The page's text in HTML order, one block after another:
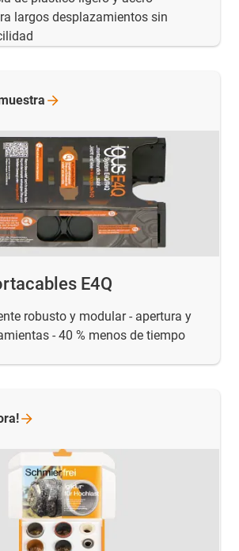
largos desplazamientos sin
E4Q
robusto y modular - apertura y
- 40 % menos de tiempo